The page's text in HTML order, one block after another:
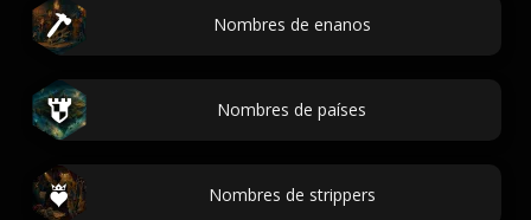
Nombres de enanos
Nombres de países
Nombres de strippers